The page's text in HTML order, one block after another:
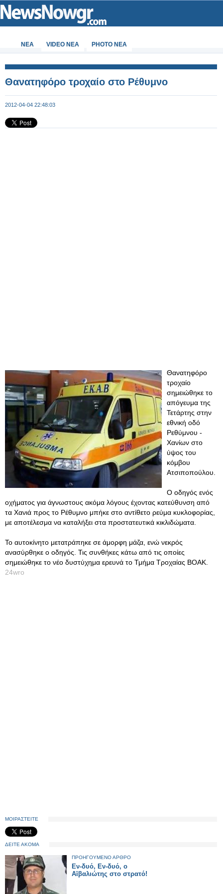
ΝΕΑ VIDEO NEA PHOTO NEA
Θανατηφόρο τροχαίο στο Ρέθυμνο
2012-04-04 22:48:03
Θανατηφόρο
τροχαίο
σημειώθηκε το
απόγευμα της
Τετάρτης στην
εθνική οδό
Ρεθύμνου -
Χανίων στο
ύψος του
κόμβου
Ατσιποπούλου.
Ο οδηγός ενός
οχήματος για άγνωστους ακόμα λόγους έχοντας κατεύθυνση από
τα Χανιά προς το Ρέθυμνο μπήκε στο αντίθετο ρεύμα κυκλοφορίας,
με αποτέλεσμα να καταλήξει στα προστατευτικά κικλιδώματα.
Το αυτοκίνητο μετατράπηκε σε άμορφη μάζα, ενώ νεκρός
ανασύρθηκε ο οδηγός. Τις συνθήκες κάτω από τις οποίες
σημειώθηκε το νέο δυστύχημα ερευνά το Τμήμα Τροχαίας ΒΟΑΚ.
24wro
ΜΟΙΡΑΣΤΕΙΤΕ
ΔΕΙΤΕ ΑΚΟΜΑ
ΠΡΟΗΓΟΥΜΕΝΟ ΑΡΘΡΟ
Εν-δυό, Εν-δυό, ο
Αϊβαλιώτης στο στρατό!